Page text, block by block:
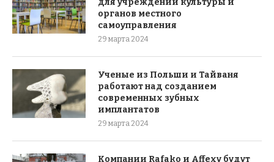
органов местного
самоуправления
29 марта 2024
Ученые из Польши и Тайваня
работают над созданием
современных зубных
имплантатов
29 марта 2024
Компании Rafako и Affexy будут